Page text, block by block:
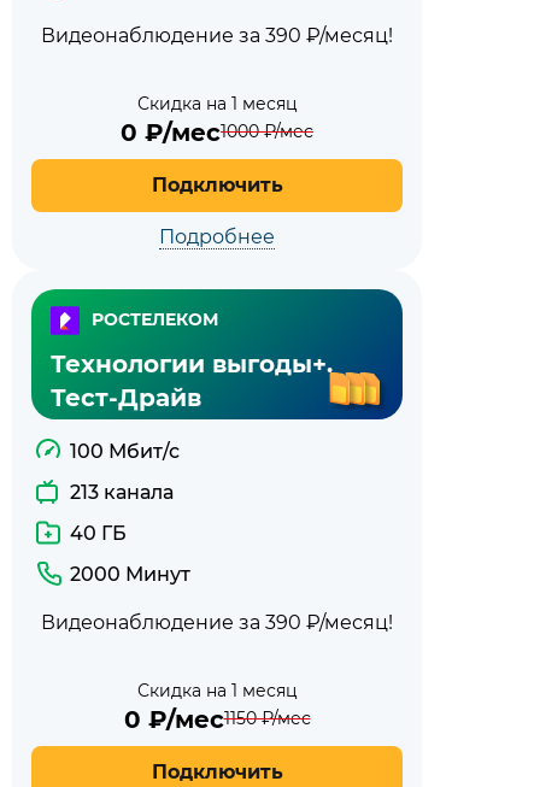
Видеонаблюдение за 390 ₽/месяц!
Скидка на 1 месяц
0 ₽/мес1000₽/мес
Подключить
Подробнее
РОСТЕЛЕКОМ
Технологии выгоды+.
Тест-Драйв
100 Мбит/с
213 канала
40 ГБ
2000 Минут
Видеонаблюдение за 390 ₽/месяц!
Скидка на 1 месяц
0 ₽/мес1150₽/мес
Подключить